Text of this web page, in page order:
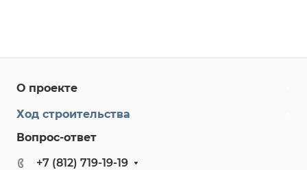
О проекте
Ход строительства
Вопрос-ответ
+7 (812) 719-19-19